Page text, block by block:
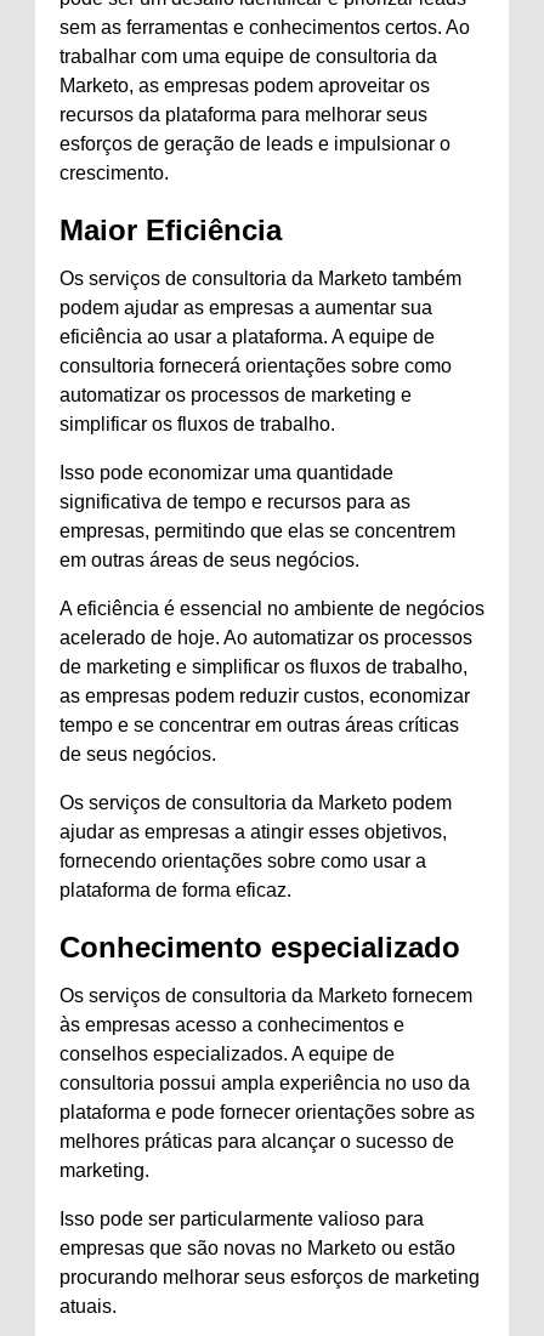
sem as ferramentas e conhecimentos certos. Ao
trabalhar com uma equipe de consultoria da
Marketo, as empresas podem aproveitar os
recursos da plataforma para melhorar seus
esforços de geração de leads e impulsionar o
crescimento.
Maior Eficiência
Os serviços de consultoria da Marketo também
podem ajudar as empresas a aumentar sua
eficiência ao usar a plataforma. A equipe de
consultoria fornecerá orientações sobre como
automatizar os processos de marketing e
simplificar os fluxos de trabalho.
Isso pode economizar uma quantidade
significativa de tempo e recursos para as
empresas, permitindo que elas se concentrem
em outras áreas de seus negócios.
A eficiência é essencial no ambiente de negócios
acelerado de hoje. Ao automatizar os processos
de marketing e simplificar os fluxos de trabalho,
as empresas podem reduzir custos, economizar
tempo e se concentrar em outras áreas críticas
de seus negócios.
Os serviços de consultoria da Marketo podem
ajudar as empresas a atingir esses objetivos,
fornecendo orientações sobre como usar a
plataforma de forma eficaz.
Conhecimento especializado
Os serviços de consultoria da Marketo fornecem
às empresas acesso a conhecimentos e
conselhos especializados. A equipe de
consultoria possui ampla experiência no uso da
plataforma e pode fornecer orientações sobre as
melhores práticas para alcançar o sucesso de
marketing.
Isso pode ser particularmente valioso para
empresas que são novas no Marketo ou estão
procurando melhorar seus esforços de marketing
atuais.